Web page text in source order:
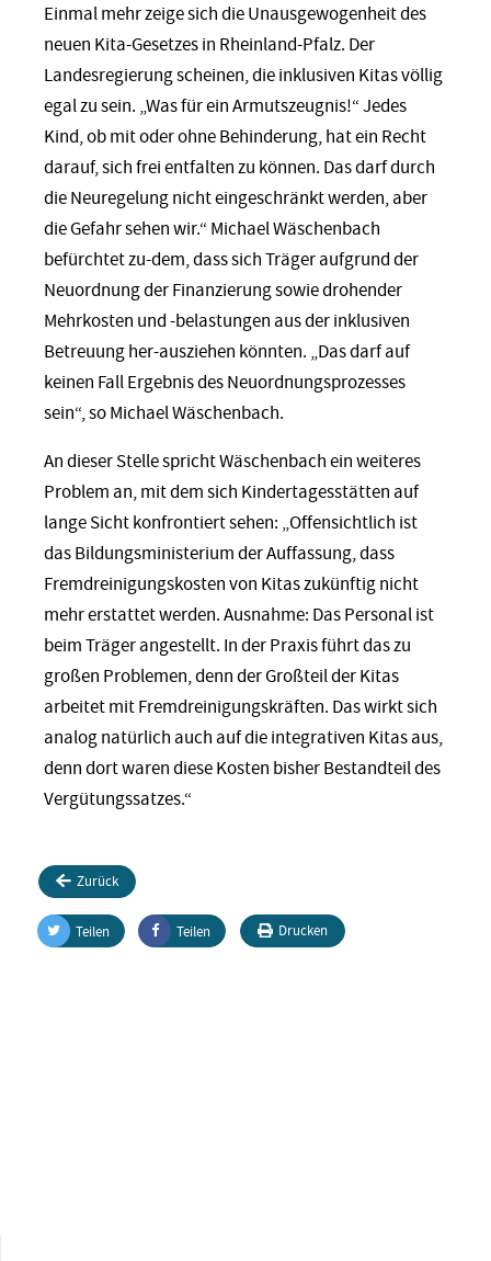
Einmal mehr zeige sich die Unausgewogenheit des
neuen Kita-Gesetzes in Rheinland-Pfalz. Der
Landesregierung scheinen, die inklusiven Kitas völlig
egal zu sein. „Was für ein Armutszeugnis!“ Jedes
Kind, ob mit oder ohne Behinderung, hat ein Recht
darauf, sich frei entfalten zu können. Das darf durch
die Neuregelung nicht eingeschränkt werden, aber
die Gefahr sehen wir.“ Michael Wäschenbach
befürchtet zu-dem, dass sich Träger aufgrund der
Neuordnung der Finanzierung sowie drohender
Mehrkosten und -belastungen aus der inklusiven
Betreuung her-ausziehen könnten. „Das darf auf
keinen Fall Ergebnis des Neuordnungsprozesses
sein“, so Michael Wäschenbach.
An dieser Stelle spricht Wäschenbach ein weiteres
Problem an, mit dem sich Kindertagesstätten auf
lange Sicht konfrontiert sehen: „Offensichtlich ist
das Bildungsministerium der Auffassung, dass
Fremdreinigungskosten von Kitas zukünftig nicht
mehr erstattet werden. Ausnahme: Das Personal ist
beim Träger angestellt. In der Praxis führt das zu
großen Problemen, denn der Großteil der Kitas
arbeitet mit Fremdreinigungskräften. Das wirkt sich
analog natürlich auch auf die integrativen Kitas aus,
denn dort waren diese Kosten bisher Bestandteil des
Vergütungssatzes.“
Zurück
Teilen Teilen Drucken